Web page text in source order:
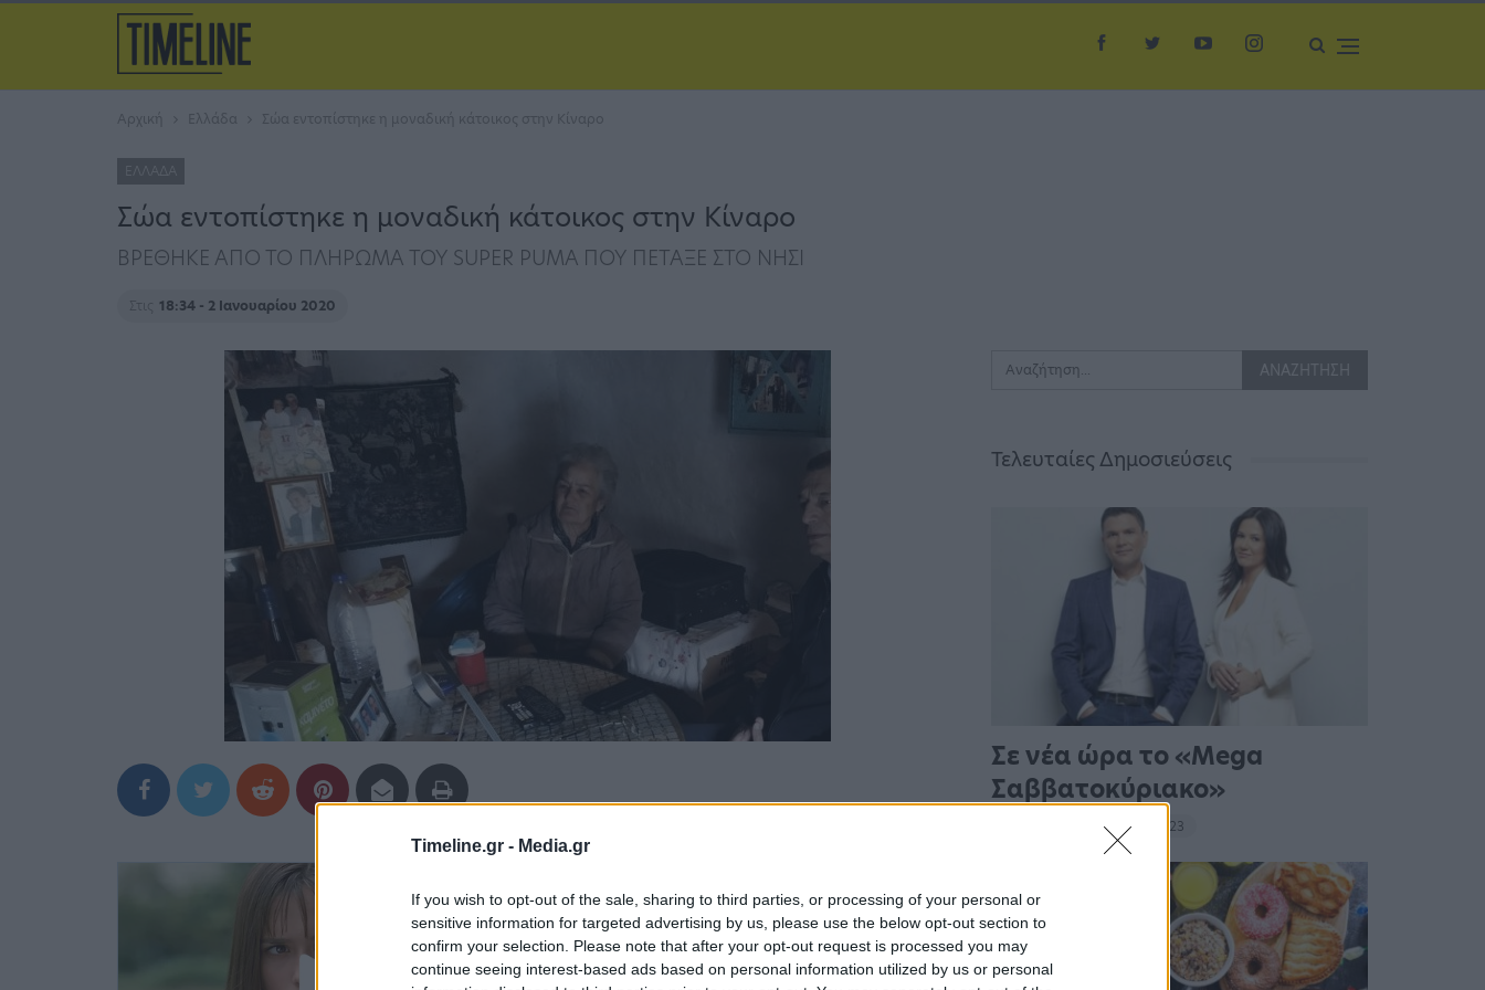
Timeline.gr - Media.gr
If you wish to opt-out of the sale, sharing to third parties, or processing of your personal or
sensitive information for targeted advertising by us, please use the below opt-out section to
confirm your selection. Please note that after your opt-out request is processed you may
continue seeing interest-based ads based on personal information utilized by us or personal
Αρχική Ελλάδα Σώα εντοπίστηκε η μοναδική κάτοικος στην Κίναρο
ΕΛΛΆΔΑ
Σώα εντοπίστηκε η μοναδική κάτοικος στην Κίναρο
ΒΡΕΘΗΚΕ ΑΠΟ ΤΟ ΠΛΗΡΩΜΑ ΤΟΥ SUPER PUMA ΠΟΥ ΠΕΤΑΞΕ ΣΤΟ ΝΗΣΙ
Στις 18:34 - 2 Ιανουαρίου 2020
Τελευταίες Δημοσιεύσεις
Σε νέα ώρα το «Mega
Σαββατοκύριακο»
20:14 - 15 Σεπτεμβρίου 2023